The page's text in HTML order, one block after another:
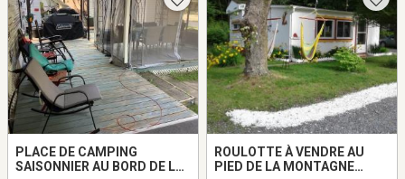
PLACE DE CAMPING
SAISONNIER AU BORD DE LA
ROULOTTE À VENDRE AU
PIED DE LA MONTAGNE